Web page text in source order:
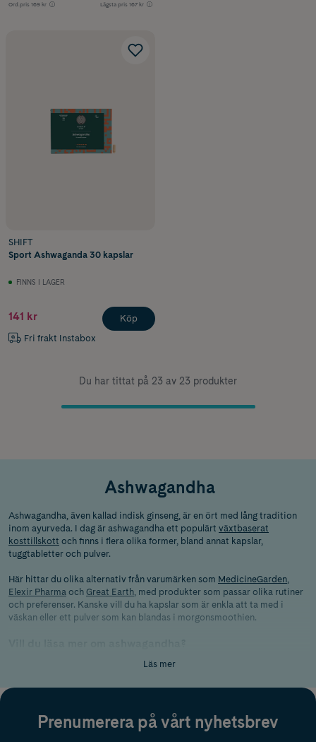
Ord.pris 169 kr Lägsta pris 167 kr
SHIFT
Sport Ashwaganda 30 kapslar
FINNS I LAGER
141 kr
Fri frakt Instabox
Köp
Du har tittat på 23 av 23 produkter
Ashwagandha
Ashwagandha, även kallad indisk ginseng, är en ört med lång tradition
inom ayurveda. I dag är ashwagandha ett populärt växtbaserat
kosttillskott och finns i flera olika former, bland annat kapslar,
tuggtabletter och pulver.
Här hittar du olika alternativ från varumärken som MedicineGarden,
Elexir Pharma och Great Earth, med produkter som passar olika rutiner
och preferenser. Kanske vill du ha kapslar som är enkla att ta med i
väskan eller ett pulver som kan blandas i morgonsmoothien.
användning och vad som kan vara bra att känna till innan du väljer
Ashwagandha kapslar passar dig som vill ha en färdig dos och en form
som är enkel att använda i vardagen. De sväljs vanligtvis med vatten och
Läs mer
Prenumerera på vårt nyhetsbrev